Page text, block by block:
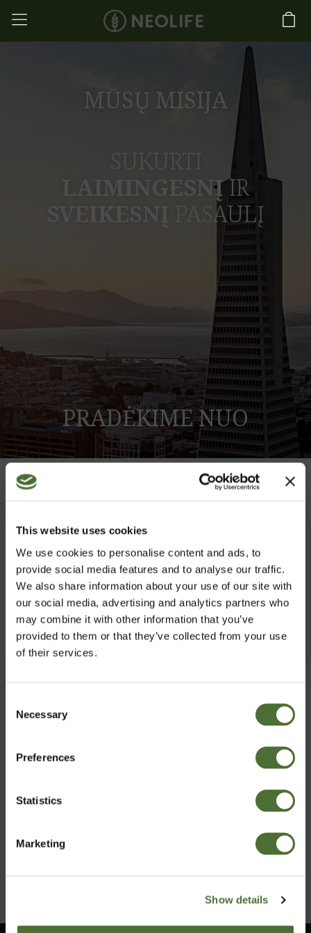
This website uses cookies
We use cookies to personalise content and ads, to
provide social media features and to analyse our traffic.
We also share information about your use of our site with
our social media, advertising and analytics partners who
may combine it with other information that you’ve
provided to them or that they’ve collected from your use
of their services.
Selection
Necessary
Preferences
Statistics
Marketing
Show details
MŪSŲ MISIJA
SUKURTI
LAIMINGESNĮIR
SVEIKESNĮ PASAULĮ
PRADĖKIME NUO
SAVĘS
SRITYJE DIRBANTI KOMPANIJA, KURI,
PASITELKDAMA AUKŠČIAUSIOS
KOKYBĖS MAISTINES MEDŽIAGAS, YRA
PASIRYŽUSI UŽBAIGTI PRASTOS
SAVIJAUTOS TENDENCIJĄ.
Įkvepia kiekvieną veiksmą ir padeda